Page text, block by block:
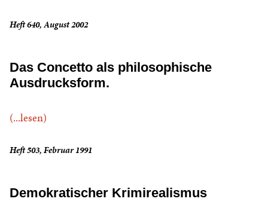
Heft 640, August 2002
Das Concetto als philosophische
Ausdrucksform.
(...lesen)
Heft 503, Februar 1991
Demokratischer Krimirealismus